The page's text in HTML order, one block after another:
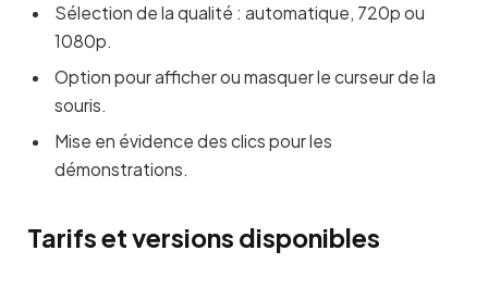
Sélection de la qualité : automatique, 720p ou
1080p.
Option pour afficher ou masquer le curseur de la
souris.
Mise en évidence des clics pour les
démonstrations.
Tarifs et versions disponibles